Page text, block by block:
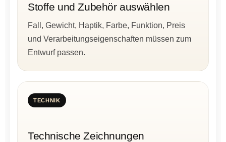
Stoffe und Zubehör auswählen
Fall, Gewicht, Haptik, Farbe, Funktion, Preis
und Verarbeitungseigenschaften müssen zum
Entwurf passen.
TECHNIK
Technische Zeichnungen